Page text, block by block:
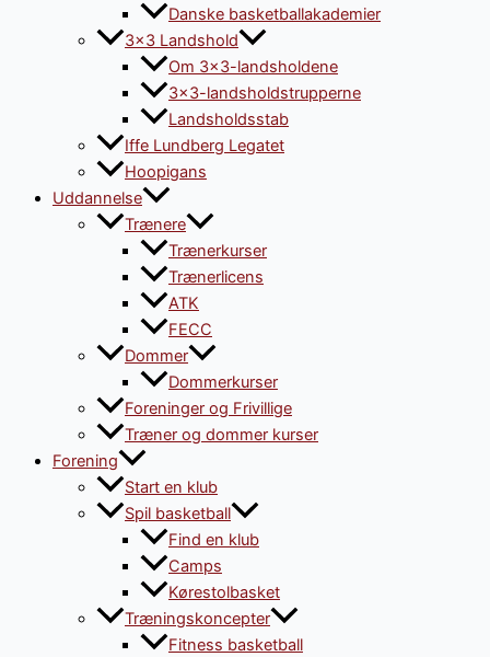
Danske basketballakademier
3×3 Landshold
Om 3×3-landsholdene
3×3-landsholdstrupperne
Landsholdsstab
Iffe Lundberg Legatet
Hoopigans
Uddannelse
Trænere
Trænerkurser
Trænerlicens
ATK
FECC
Dommer
Dommerkurser
Foreninger og Frivillige
Træner og dommer kurser
Forening
Start en klub
Spil basketball
Find en klub
Camps
Kørestolbasket
Træningskoncepter
Fitness basketball